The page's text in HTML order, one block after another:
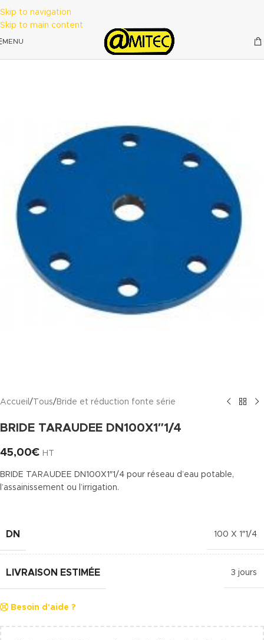
Skip to navigation
Skip to main content
MENU
Accueil /Tous/ Bride et réduction fonte série
BRIDE TARAUDEE DN100X1″1/4
45,00€ HT
BRIDE TARAUDEE DN100X1″1/4 pour réseau d’eau potable,
l’assainissement ou l’irrigation.
DN 100 X 1″1/4
LIVRAISON ESTIMÉE 3 jours
Besoin d'aide ?